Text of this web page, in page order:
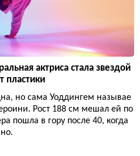
актриса стала звездой
пластики
но сама Уоддингем называе
Рост 188 см мешал ей по
пошла в гору после 40, когда